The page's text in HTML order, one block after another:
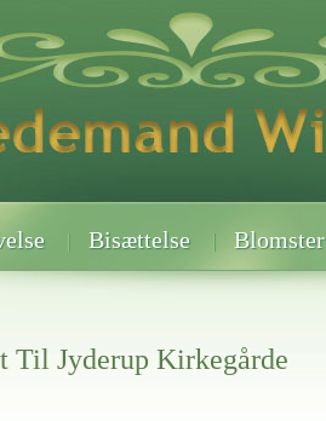
Bisættelse Blomster
Til Jyderup Kirkegårde